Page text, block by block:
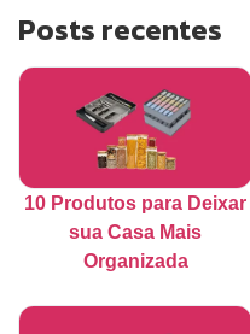
Posts recentes
10 Produtos para Deixar
sua Casa Mais
Organizada